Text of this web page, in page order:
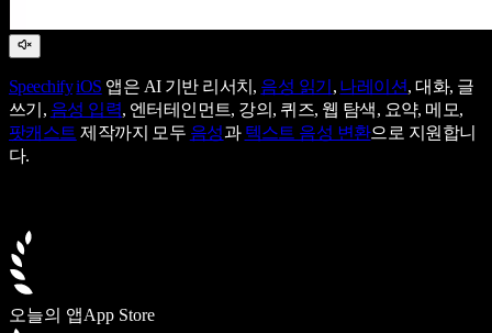
Speechify iOS 앱은 AI 기반 리서치, 음성 읽기 , 나레이션, 대화, 글
쓰기, 음성 입력, 엔터테인먼트, 강의, 퀴즈, 웹 탐색, 요약, 메모,
팟캐스트 제작까지 모두 음성과 텍스트 음성 변환으로 지원합니
다.
오늘의 앱App Store